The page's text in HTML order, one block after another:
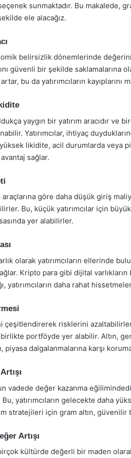
sunmaktadır. Bu makalede,
ele alacağız.
belirsizlik dönemlerinde
güvenli bir şekilde saklamalarına
bu da yatırımcıların
yaygın bir yatırım aracıdır ve
Yatırımcılar, ihtiyaç
likidite, acil durumlarda veya
sağlar.
araçlarına göre daha düşük giriş
Bu, küçük yatırımcılar için
yer alabilirler.
olarak yatırımcıların ellerinde
Kripto para gibi dijital varlıkların
yatırımcıların daha rahat
çeşitlendirerek risklerini
birlikte portföyde yer alabilir. Altın,
dalgalanmalarına karşı
vadede değer kazanma
yatırımcıların gelecekte daha
stratejileri için gram altın,
Artışı
kültürde değerli bir maden